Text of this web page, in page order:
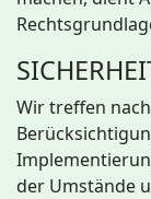
Wir treffen
der Umstände